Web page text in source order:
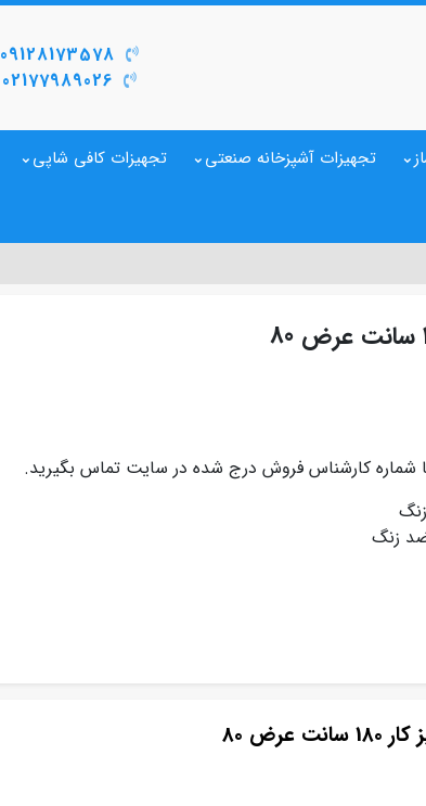
09128173578
02177989026
تجهیزات آشپزخانه صنعتی تجهیزات کافی شاپی
شماره کارشناس فروش درج شده در سایت تماس بگیرید.
زنگ
80